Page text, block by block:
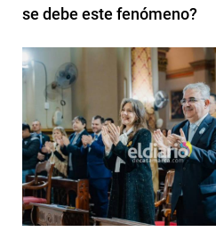
se debe este fenómeno?